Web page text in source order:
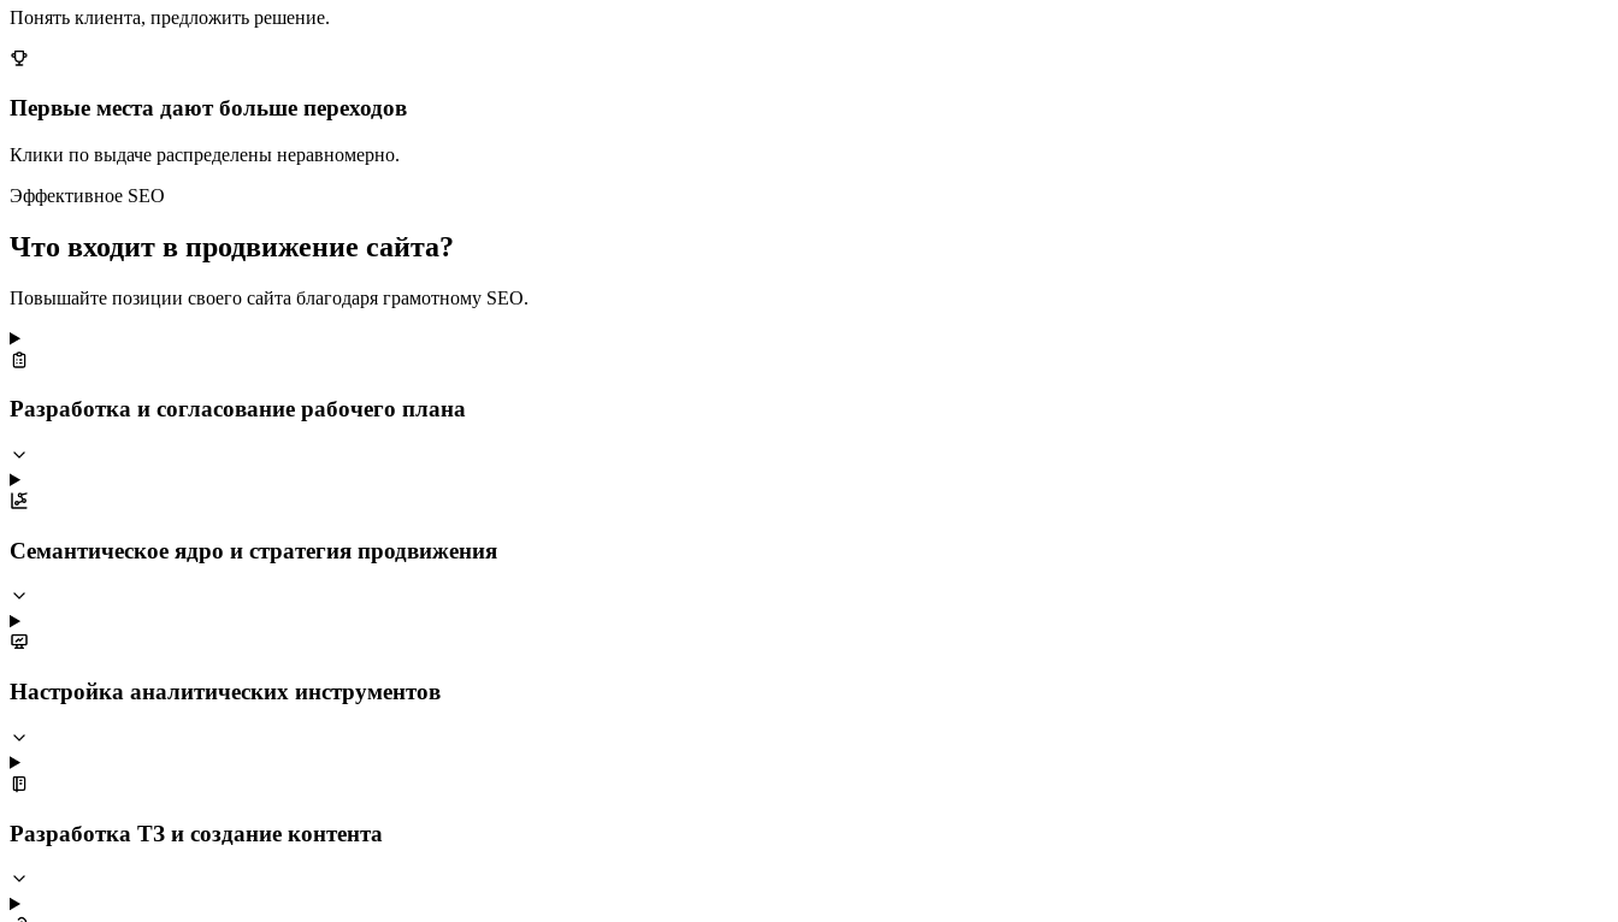
Понять клиента, предложить решение.
Первые места дают больше переходов
Клики по выдаче распределены неравномерно.
Эффективное SEO
Что входит в продвижение сайта?
Повышайте позиции своего сайта благодаря грамотному SEO.
Разработка и согласование рабочего плана
Семантическое ядро и стратегия продвижения
Настройка аналитических инструментов
Разработка ТЗ и создание контента